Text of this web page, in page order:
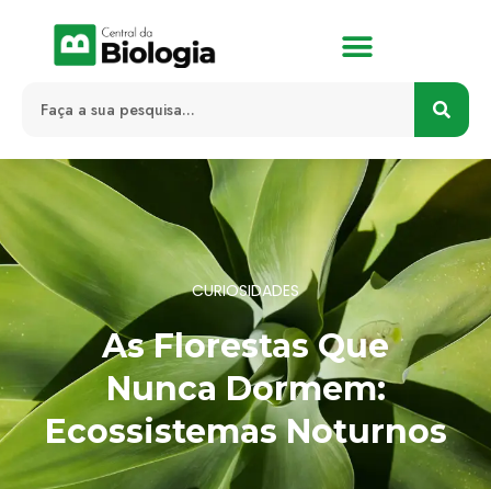
CURIOSIDADES
As Florestas Que
Nunca Dormem:
Ecossistemas Noturnos